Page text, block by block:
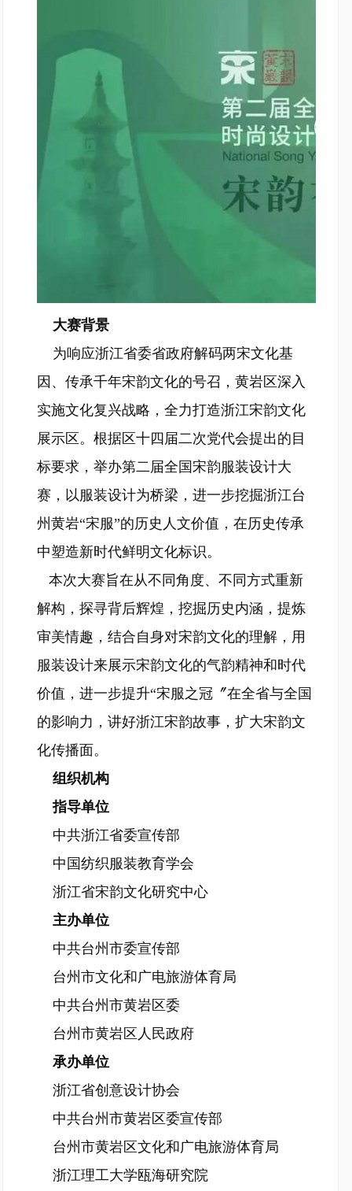
大赛背景
为响应浙江省委省政府解码两宋文化基
因、传承千年宋韵文化的号召，黄岩区深入
实施文化复兴战略，全力打造浙江宋韵文化
展示区。根据区十四届二次党代会提出的目
标要求，举办第二届全国宋韵服装设计大
赛，以服装设计为桥梁，进一步挖掘浙江台
州黄岩“宋服”的历史人文价值，在历史传承
中塑造新时代鲜明文化标识。
本次大赛旨在从不同角度、不同方式重新
解构，探寻背后辉煌，挖掘历史内涵，提炼
审美情趣，结合自身对宋韵文化的理解，用
服装设计来展示宋韵文化的气韵精神和时代
价值，进一步提升“宋服之冠〞在全省与全国
的影响力，讲好浙江宋韵故事，扩大宋韵文
化传播面。
组织机构
指导单位
中共浙江省委宣传部
中国纺织服装教育学会
浙江省宋韵文化研究中心
主办单位
中共台州市委宣传部
台州市文化和广电旅游体育局
中共台州市黄岩区委
台州市黄岩区人民政府
承办单位
浙江省创意设计协会
中共台州市黄岩区委宣传部
台州市黄岩区文化和广电旅游体育局
浙江理工大学瓯海研究院